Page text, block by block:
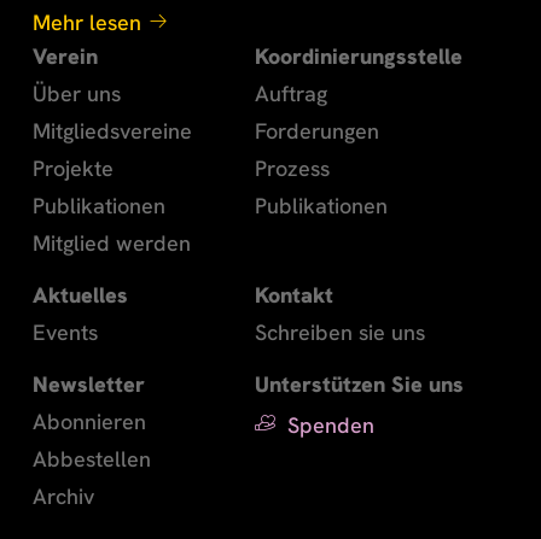
Mehr lesen
Verein
Über uns
Mitgliedsvereine
Projekte
Publikationen
Mitglied werden
Koordinierungsstelle
Auftrag
Forderungen
Prozess
Publikationen
Aktuelles
Events
Kontakt
Schreiben sie uns
Newsletter
Abonnieren
Abbestellen
Archiv
Unterstützen Sie uns
Spenden